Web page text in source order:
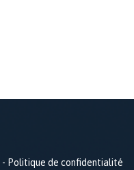
- Politique de confidentialité